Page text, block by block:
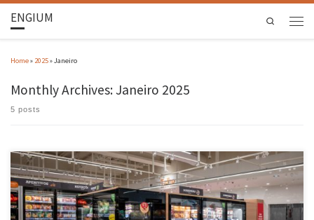
ENGIUM Search
Home» 2025»Janeiro
Monthly Archives:Janeiro 2025
5 posts